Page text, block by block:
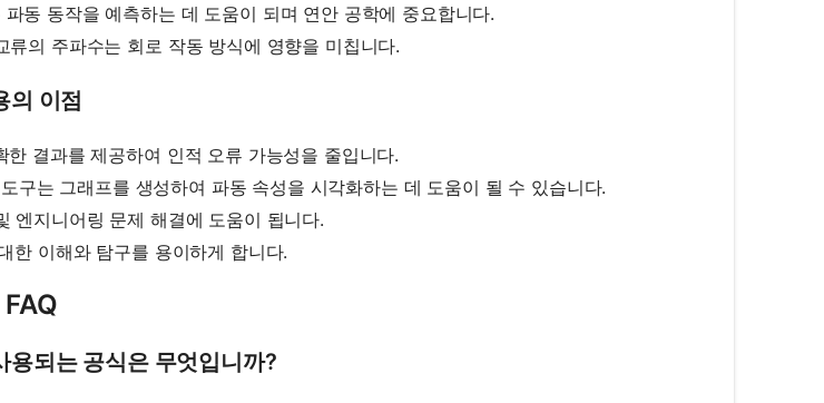
동 동작을 예측하는 데 도움이 되며 연안 공학에 중요합니다.
류의 주파수는 회로 작동 방식에 영향을 미칩니다.
의 이점
한 결과를 제공하여 인적 오류 가능성을 줄입니다.
구는 그래프를 생성하여 파동 속성을 시각화하는 데 도움이 될 수 있습니다.
엔지니어링 문제 해결에 도움이 됩니다.
한 이해와 탐구를 용이하게 합니다.
용되는 공식은 무엇입니까?